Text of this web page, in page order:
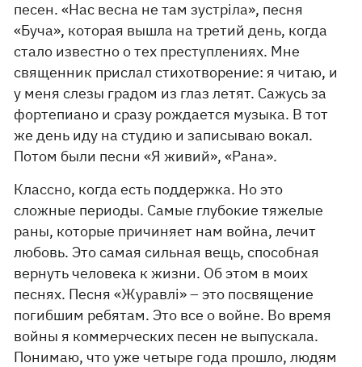
песен. «Нас весна не там зустріла», песня
«Буча», которая вышла на третий день, когда
стало известно о тех преступлениях. Мне
священник прислал стихотворение: я читаю, и
у меня слезы градом из глаз летят. Сажусь за
фортепиано и сразу рождается музыка. В тот
же день иду на студию и записываю вокал.
Потом были песни «Я живий», «Рана».
Классно, когда есть поддержка. Но это
сложные периоды. Самые глубокие тяжелые
раны, которые причиняет нам война, лечит
любовь. Это самая сильная вещь, способная
вернуть человека к жизни. Об этом в моих
песнях. Песня «Журавлі» – это посвящение
погибшим ребятам. Это все о войне. Во время
войны я коммерческих песен не выпускала.
Понимаю, что уже четыре года прошло, людям